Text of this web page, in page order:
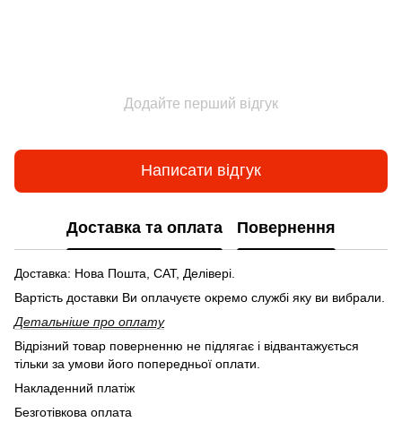
Додайте перший відгук
Написати відгук
Доставка та оплата Повернення
Доставка: Нова Пошта, САТ, Делівері.
Вартість доставки Ви оплачуєте окремо службі яку ви вибрали.
Детальніше про оплату
Відрізний товар поверненню не підлягає і відвантажується
тільки за умови його попередньої оплати.
Накладенний платіж
Безготівкова оплата